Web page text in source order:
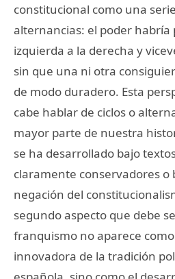
constitucional como una
alternancias: el poder habría
izquierda a la derecha y
sin que una ni otra
de modo duradero. Esta
cabe hablar de ciclos o
mayor parte de nuestra
se ha desarrollado bajo
claramente conservadores o
negación del
segundo aspecto que debe
franquismo no aparece
innovadora de la tradición